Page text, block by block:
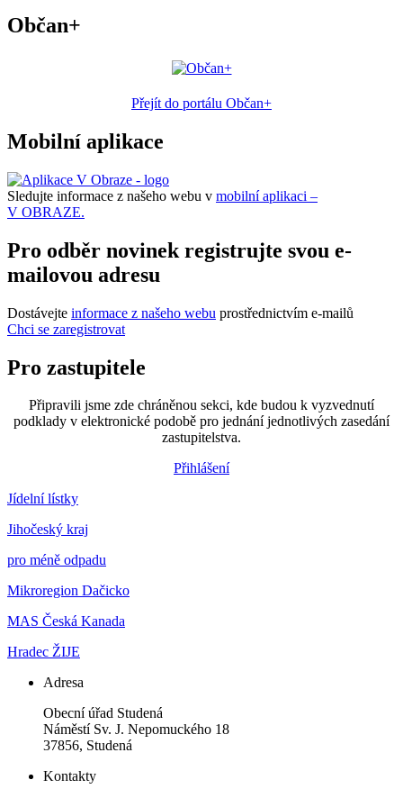
Občan+
Přejít do portálu Občan+
Mobilní aplikace
Sledujte informace z našeho webu v mobilní aplikaci –
V OBRAZE.
Pro odběr novinek registrujte svou e-
mailovou adresu
Dostávejte informace z našeho webu prostřednictvím e-mailů
Chci se zaregistrovat
Pro zastupitele
Připravili jsme zde chráněnou sekci, kde budou k vyzvednutí
podklady v elektronické podobě pro jednání jednotlivých zasedání
zastupitelstva.
Přihlášení
Jídelní lístky
Jihočeský kraj
pro méně odpadu
Mikroregion Dačicko
MAS Česká Kanada
Hradec ŽIJE
Adresa
Obecní úřad Studená
Náměstí Sv. J. Nepomuckého 18
37856, Studená
Kontakty